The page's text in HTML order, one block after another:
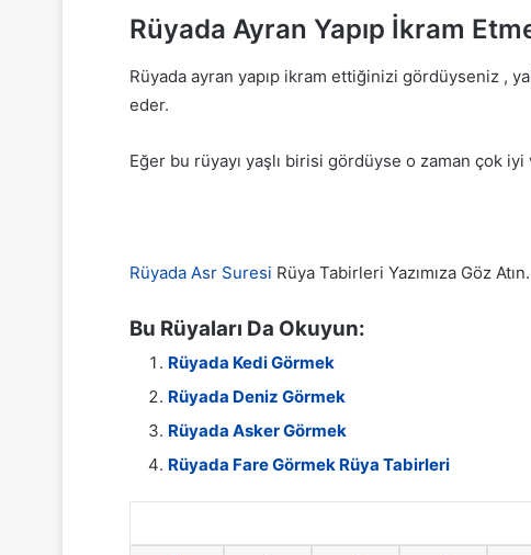
Rüyada Ayran Yapıp İkram
Rüyada ayran yapıp ikram ettiğinizi gördüyseniz ,
eder.
Eğer bu rüyayı yaşlı birisi gördüyse o zaman çok
Rüyada Asr Suresi Rüya Tabirleri Yazımıza Göz Atın.
Bu Rüyaları Da Okuyun:
Rüyada Kedi Görmek
Rüyada Deniz Görmek
Rüyada Asker Görmek
Rüyada Fare Görmek Rüya Tabirleri